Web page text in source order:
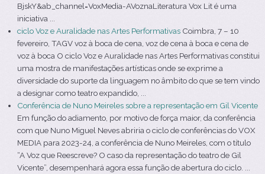
BjskY&ab_channel=VoxMedia-AVoznaLiteratura Vox Lit é uma
iniciativa ...
ciclo Voz e Auralidade nas Artes Performativas Coimbra, 7 – 10
fevereiro, TAGV voz à boca de cena, voz de cena à boca e cena de
voz à boca O ciclo Voz e Auralidade nas Artes Performativas constitui
uma mostra de manifestações artísticas onde se exprime a
diversidade do suporte da linguagem no âmbito do que se tem vindo
a designar como teatro expandido, ...
Conferência de Nuno Meireles sobre a representação em Gil Vicente
Em função do adiamento, por motivo de força maior, da conferência
com que Nuno Miguel Neves abriria o ciclo de conferências do VOX
MEDIA para 2023-24, a conferência de Nuno Meireles, com o título
“A Voz que Reescreve? O caso da representação do teatro de Gil
Vicente”, desempenhará agora essa função de abertura do ciclo. ...